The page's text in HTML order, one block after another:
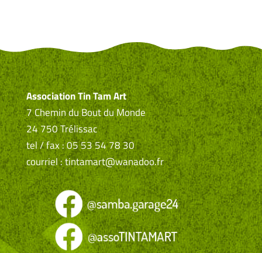
Association Tin Tam Art
7 Chemin du Bout du Monde
24 750 Trélissac
tel / fax : 05 53 54 78 30
courriel : tintamart@wanadoo.fr